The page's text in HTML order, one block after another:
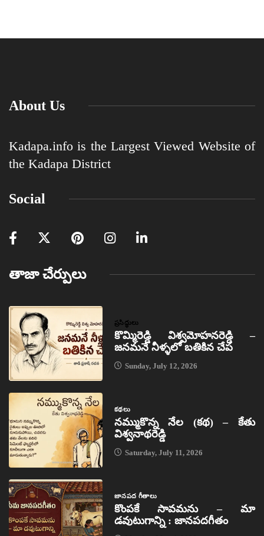
About Us
Kadapa.info is the Largest Viewed Website of
the Kadapa District
Social
తాజా చేర్పులు
ప్రసిద్ధులు
కొమ్మిరెడ్డి విశ్వమోహనరెడ్డి –
జనమనే నీళ్ళలో బతికిన చేప
Sunday, July 12, 2026
కథలు
నమ్ముకొన్న నేల (కథ) – కేతు
విశ్వనాథరెడ్డి
Saturday, July 11, 2026
జానపద గీతాలు
కొంపకే సావమను – మా
డవుటుగాన్ని : జానపదగీతం